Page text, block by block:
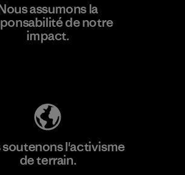
assumons la
de notre
impact.
soutenons l'activisme
de terrain.